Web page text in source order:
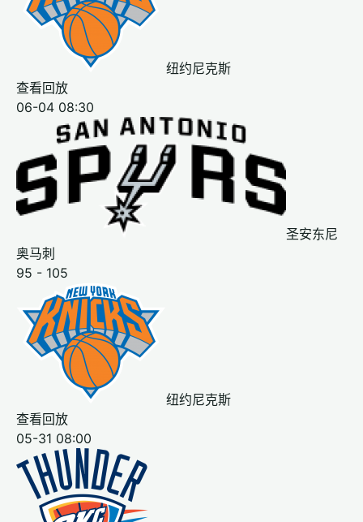
纽约尼克斯
查看回放
06-04 08:30
圣安东尼
奥马刺
95 - 105
纽约尼克斯
查看回放
05-31 08:00